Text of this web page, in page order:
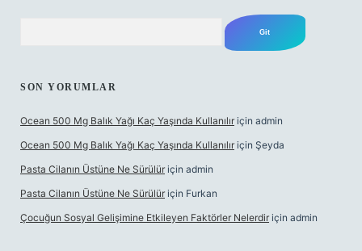
SON YORUMLAR
Ocean 500 Mg Balık Yağı Kaç Yaşında Kullanılır için admin
Ocean 500 Mg Balık Yağı Kaç Yaşında Kullanılır için Şeyda
Pasta Cilanın Üstüne Ne Sürülür için admin
Pasta Cilanın Üstüne Ne Sürülür için Furkan
Çocuğun Sosyal Gelişimine Etkileyen Faktörler Nelerdir için admin